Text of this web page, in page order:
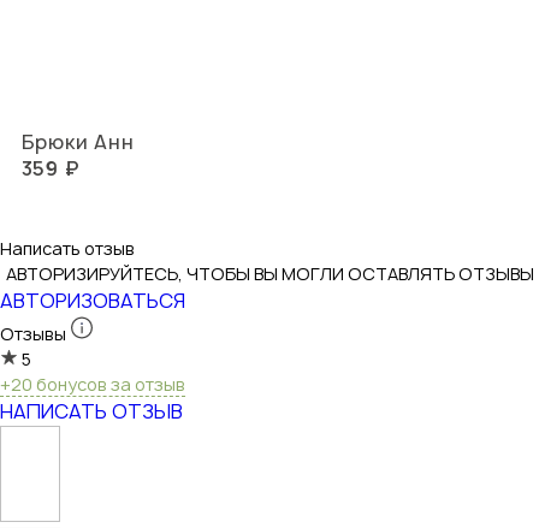
Брюки Анн
359 ₽
Написать отзыв
АВТОРИЗИРУЙТЕСЬ, ЧТОБЫ ВЫ МОГЛИ ОСТАВЛЯТЬ ОТЗЫВЫ
АВТОРИЗОВАТЬСЯ
Отзывы
5
+20 бонусов за отзыв
НАПИСАТЬ ОТЗЫВ